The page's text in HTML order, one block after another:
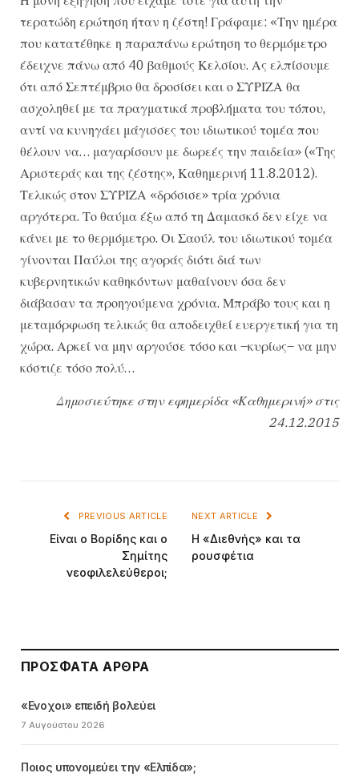
τερατώδη ερώτηση ήταν η ζέστη! Γράφαμε: «Την ημέρα
που κατατέθηκε η παραπάνω ερώτηση το θερμόμετρο
έδειχνε πάνω από 40 βαθμούς Κελσίου. Ας ελπίσουμε
ότι από Σεπτέμβριο θα δροσίσει και ο ΣΥΡΙΖΑ θα
ασχοληθεί με τα πραγματικά προβλήματα του τόπου,
αντί να κυνηγάει μάγισσες του ιδιωτικού τομέα που
θέλουν να… μαγαρίσουν με δωρεές την παιδεία» («Της
Αριστεράς και της ζέστης», Καθημερινή 11.8.2012).
Τελικώς στον ΣΥΡΙΖΑ «δρόσισε» τρία χρόνια
αργότερα. Το θαύμα έξω από τη Δαμασκό δεν είχε να
κάνει με το θερμόμετρο. Οι Σαούλ του ιδιωτικού τομέα
γίνονται Παύλοι της αγοράς διότι διά των
κυβερνητικών καθηκόντων μαθαίνουν όσα δεν
διάβασαν τα προηγούμενα χρόνια. Μπράβο τους και η
μεταμόρφωση τελικώς θα αποδειχθεί ευεργετική για τη
χώρα. Αρκεί να μην αργούσε τόσο και –κυρίως– να μην
κόστιζε τόσο πολύ…
Δημοσιεύτηκε στην εφημερίδα «Καθημερινή» στις
24.12.2015
PREVIOUS ARTICLE
Είναι ο Βορίδης και ο
Σημίτης
νεοφιλελεύθεροι;
NEXT ARTICLE
Η «Διεθνής» και τα
ρουσφέτια
ΠΡΌΣΦΑΤΑ ΆΡΘΡΑ
«Ενοχοι» επειδή βολεύει
7 Αυγούστου 2026
Ποιος υπονομεύει την «Ελπίδα»;